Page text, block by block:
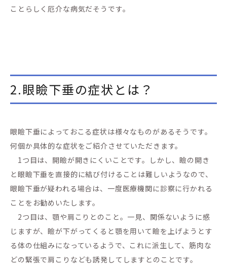
ことらしく厄介な病気だそうです。
2.眼瞼下垂の症状とは？
眼瞼下垂によっておこる症状は様々なものがあるそうです。
何個か具体的な症状をご紹介させていただきます。
1つ目は、開瞼が開きにくいことです。しかし、瞼の開き
と眼瞼下垂を直接的に結び付けることは難しいようなので、
眼瞼下垂が疑われる場合は、一度医療機関に診察に行かれる
ことをお勧めいたします。
2つ目は、顎や肩こりとのこと。一見、関係ないように感
じますが、瞼が下がってくると顎を用いて瞼を上げようとす
る体の仕組みになっているようで、これに派生して、筋肉な
どの緊張で肩こりなども誘発してしますとのことです。